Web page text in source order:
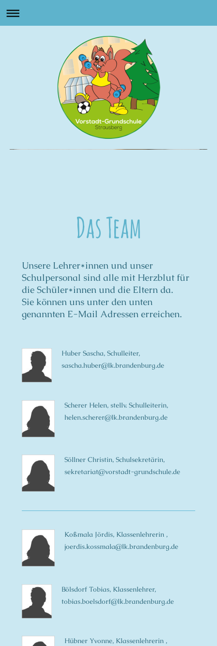
Das Team
Unsere Lehrer*innen und unser
Schulpersonal sind alle mit Herzblut für
die Schüler*innen und die Eltern da.
Sie können uns unter den unten
genannten E-Mail Adressen erreichen.
Huber Sascha, Schulleiter,
sascha.huber@lk.brandenburg.de
Scherer Helen, stellv. Schulleiterin,
helen.scherer@lk.brandenburg.de
Söllner Christin, Schulsekretärin,
sekretariat@vorstadt-grundschule.de
Koßmala Jördis, Klassenlehrerin ,
joerdis.kossmala@lk.brandenburg.de
Bölsdorf Tobias, Klassenlehrer,
tobias.boelsdorf@lk.brandenburg.de
Hübner Yvonne, Klassenlehrerin ,